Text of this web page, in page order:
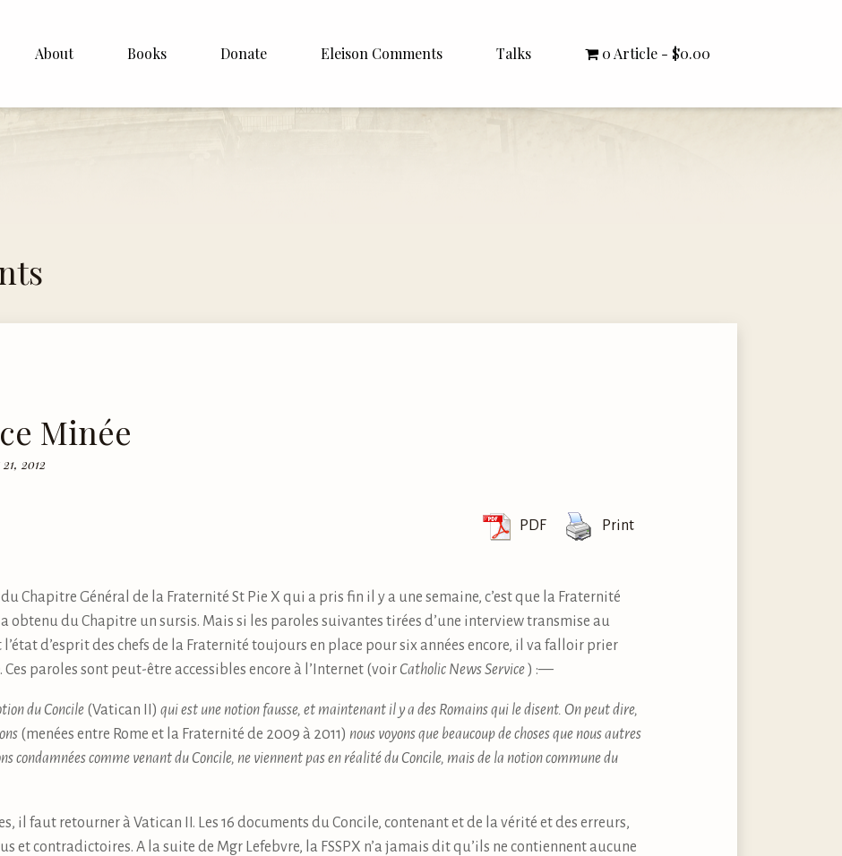
About Books Donate Eleison Comments
Italiano
Talks
Rector Letters
0 Article $0.00
Minée
2012
PDF Print
Chapitre Général de la Fraternité St Pie X qui a pris fin il y a une semaine, c’est que la Fraternité
obtenu du Chapitre un sursis. Mais si les paroles suivantes tirées d’une interview transmise au
d’esprit des chefs de la Fraternité toujours en place pour six années encore, il va falloir prier
paroles sont peut-être accessibles encore à l’Internet (voir Catholic News Service) :—
du Concile (Vatican II) qui est une notion fausse, et maintenant il y a des Romains qui le disent. On peut dire,
(menées entre Rome et la Fraternité de 2009 à 2011) nous voyons que beaucoup de choses que nous autres
condamnées comme venant du Concile, ne viennent pas en réalité du Concile, mais de la notion commune du
il faut retourner à Vatican II. Les 16 documents du Concile, contenant et de la vérité et des erreurs,
et contradictoires. A la suite de Mgr Lefebvre, la FSSPX n’a jamais dit qu’ils ne contiennent aucune